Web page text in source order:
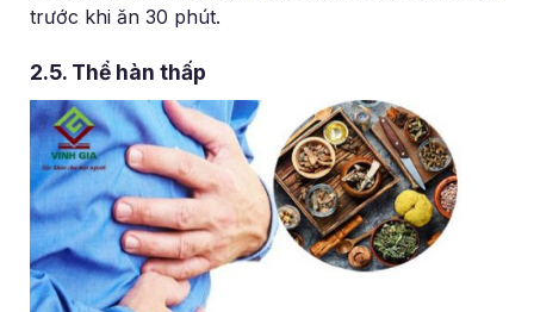
trước khi ăn 30 phút.
2.5. Thể hàn thấp